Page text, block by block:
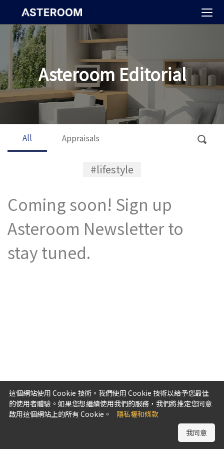
Asteroom Editorial
All Appraisals
#lifestyle
Coming soon! Sign up
Asteroom Newsletter to
stay tuned.
這個網站使用 Cookie 技術。我們使用 Cookie 技術以給予您最佳
的使用者體驗。如果您想繼續使用我們的服務，我們將推定您同意
啟用這個網站上的所有 Cookie。
隱私權和條款
我同意